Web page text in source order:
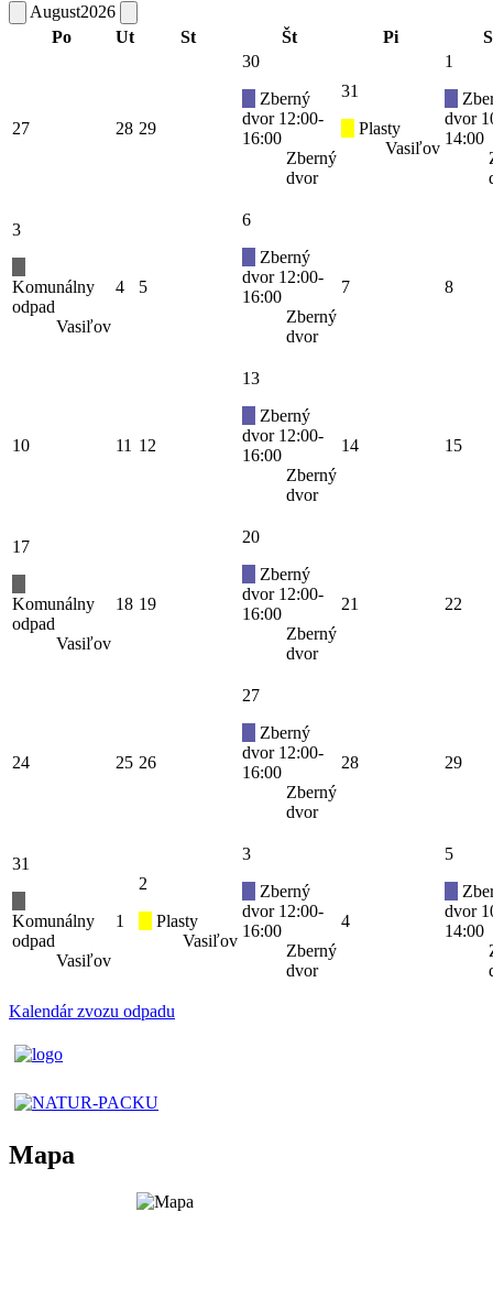
August2026
Po
Ut St Št Pi
27 28 29
30
Zberný
dvor 12:00-
16:00
Zberný
dvor
31
Plasty
Vasiľov
1
dvor
14:00
3
Komunálny
odpad
Vasiľov
4 5
6
Zberný
dvor 12:00-
16:00
Zberný
dvor
7 8
10 11 12
13
Zberný
dvor 12:00-
16:00
Zberný
dvor
14 15
17
Komunálny
odpad
Vasiľov
18 19
20
Zberný
dvor 12:00-
16:00
Zberný
dvor
21 22
24 25 26
27
Zberný
dvor 12:00-
16:00
Zberný
dvor
28 29
31
Komunálny
odpad
Vasiľov
1
2
Plasty
Vasiľov
3
Zberný
dvor 12:00-
16:00
Zberný
dvor
4
5
dvor
14:00
Kalendár zvozu odpadu
Mapa